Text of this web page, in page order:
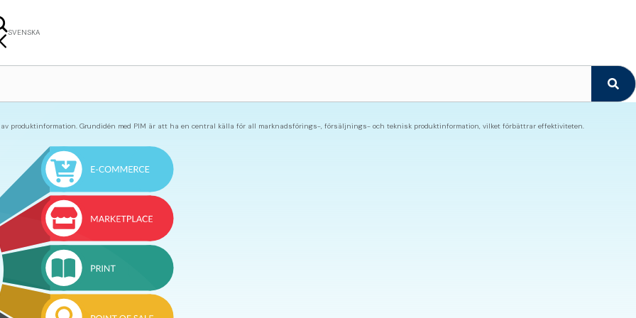
SVENSKA
produktinformation. Grundidén med PIM är att ha en central källa för all marknadsförings-, försäljnings- och teknisk produktinformation, vilket förbättrar effektiviteten.